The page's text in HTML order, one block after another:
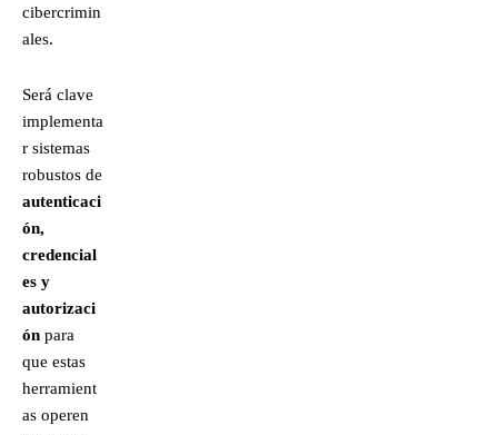
cibercrimin
ales.
Será clave
implementa
r sistemas
robustos de
autenticaci
ón,
credencial
es y
autorizaci
ón para
que estas
herramient
as operen